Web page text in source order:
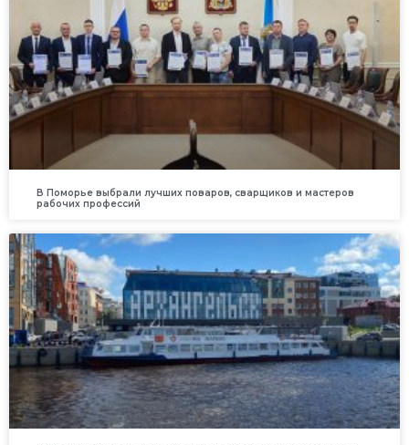
В Поморье выбрали лучших поваров, сварщиков и мастеров
рабочих профессий